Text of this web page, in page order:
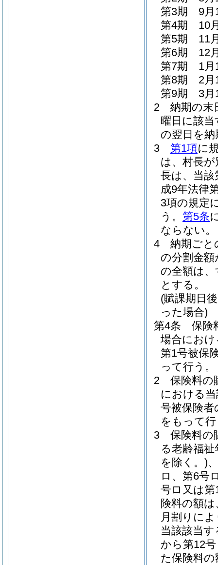
第3期 9月
第4期 10
第5期 11
第6期 12
第7期 1月
第8期 2月
第9期 3月
2
納期の末
曜日に該
の翌日を納
3
第1項に
は、村長
長は、当該
成9年法律
3項の規定
う。 第5条
ならない。
4
納期ごと
の分割金
の全額は
とする。
(賦課期日
った場合)
第4条
保険
場合にお
第1号被保
って行う。
2
保険料の
における
号被保険
をもって
3
保険料の
る老齢福
を除く。)
ロ、第6号
号ロ又は
険料の額
月割りに
当該該当
から第12
た保険料